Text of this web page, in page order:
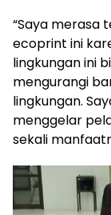
“Saya merasa
ecoprint ini
lingkungan ini
mengurangi
lingkungan.
menggelar
sekali